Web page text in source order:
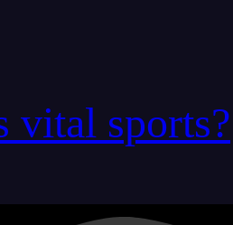
vital sports?